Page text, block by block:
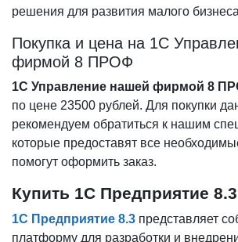
решения для развития малого
Покупка и цена на 1С
фирмой 8 ПРОФ
1С Управление нашей фирмой 8
по цене 23500 рублей. Для покупки
рекомендуем обратиться к нашим
которые предоставят все
помогут оформить заказ.
Купить 1С Предприятие 8.3
1С Предприятие 8.3 представляет
платформу для разработки и